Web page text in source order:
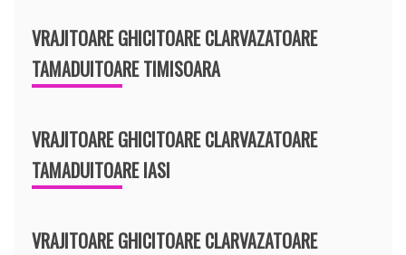
VRAJITOARE GHICITOARE CLARVAZATOARE
TAMADUITOARE TIMISOARA
VRAJITOARE GHICITOARE CLARVAZATOARE
TAMADUITOARE IASI
VRAJITOARE GHICITOARE CLARVAZATOARE